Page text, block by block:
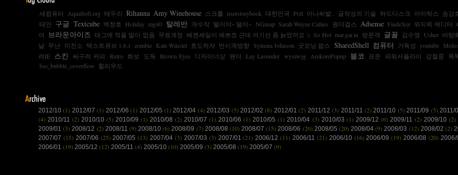
새컴퓨터 AquaSoft.org 테두리 Rihanna Amy Winehouse 스크롤 userstorybook 대한민국 Poll 아나씨발.. 글작성의 기술 하드디스크 아이락스 송강
태안 구글 Textcube 벽창호 Holiday mg40 탈레반 개수작 떨이야~ 떨이~ NGmap Sarah Wayne Callies 원더걸스 Adsense FindeXer 위지윅 에디터
어
브라운아이즈 태그에 적을 말이 없음 무료계정 베켄세일이 예쁘죠 근데 여기선 좀 늙었어요 :) So Hot mar.gar.in 방문객 글꼴 김수영 Usher 바탕
날 무난 미친소 텍스트큐브 1.6.1 zombie Kate Winslet 효도하자 반시계방향 Syleena Johnson 굿모닝 팝스 SharedShell 컴퓨터 가독성 youtube
려IE 스킨 싸구려 커피 Retro 화보 도둑 Brown Eyes 디자이너상 팬더 Lay Lavender wysiwyg ArekorePopup 블코 표준 파워서플라이 강철중 똑
foo_bubble_coverflow 헐리우드
2012/10(1) 2012/07(1) 2012/06(1) 2012/05 (1) 2012/04 (4) 2012/03 (5) 2012/02(8) 2012/01(2) 2011/12(3) 2011/11(2) 2011/10 (5) 2011/09 (5) 2011/
(4) 2010/11(2) 2010/10(5) 2010/09(1) 2010/08(2) 2010/07(1) 2010/06(1) 2010/05(1) 2010/04 (3) 2010/03 (1) 2009/12 (6) 2009/11 (2) 2009/10 (2)
2009/01(3) 2008/12 (2) 2008/11 (9) 2008/10(6) 2008/09 (7) 2008/08 (10) 2008/07(15) 2008/06 (20) 2008/05 (20) 2008/04(9) 2008/03 (12) 2008/02 (2)
2007/07 (15) 2007/06 (25) 2007/05(13) 2007/04(3) 2007/03 (3) 2007/01(21) 2006/12(11) 2006/11 (21) 2006/10 (16) 2006/09(19) 2006/08(20) 2006/
2006/01 (19) 2005/12 (12) 2005/11 (4) 2005/10 (10) 2005/09 (3) 2005/08 (19) 2005/07 (9)